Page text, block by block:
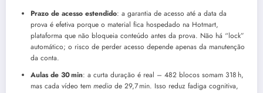
Prazo de acesso estendido: a garantia de acesso até a data da
prova é efetiva porque o material fica hospedado na Hotmart,
plataforma que não bloqueia conteúdo antes da prova. Não há “lock”
automático; o risco de perder acesso depende apenas da manutenção
da conta.
Aulas de 30 min: a curta duração é real – 482 blocos somam 318 h,
mas cada vídeo tem media de 29,7 min. Isso reduz fadiga cognitiva,